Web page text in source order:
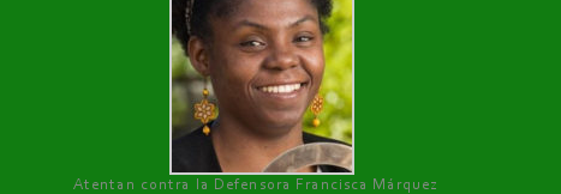
Atentan contra la Defensora Francisca Márquez